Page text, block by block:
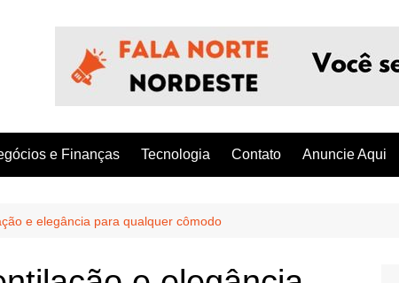
e Finanças Tecnologia Contato Anuncie Aqui
e elegância para qualquer cômodo